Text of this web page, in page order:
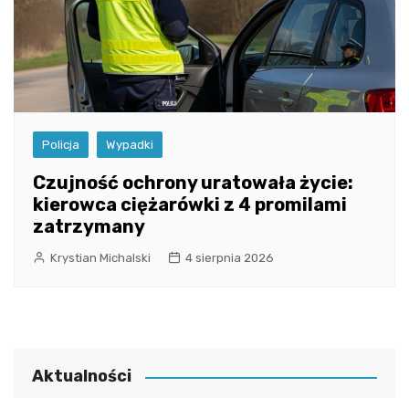
Policja Wypadki
Czujność ochrony uratowała życie:
kierowca ciężarówki z 4 promilami
zatrzymany
Krystian Michalski 4 sierpnia 2026
Aktualności